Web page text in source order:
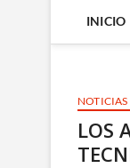
INICIO
NOTICIAS
LOS